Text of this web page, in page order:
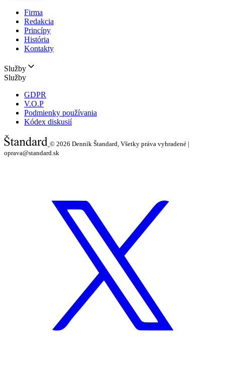
Firma
Redakcia
Princípy
História
Kontakty
Služby
Služby
GDPR
V.O.P
Podmienky používania
Kódex diskusií
© 2026 Denník Štandard, Všetky práva vyhradené |
oprava@standard.sk